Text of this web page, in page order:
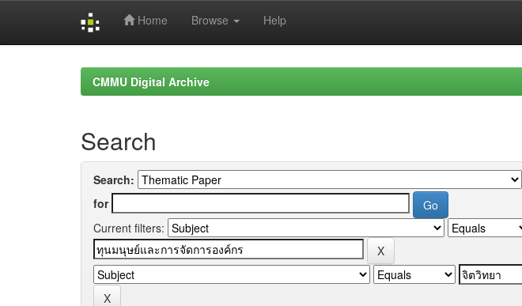
Home Browse Help
CMMU Digital Archive
Search
Search:
for
Current filters: